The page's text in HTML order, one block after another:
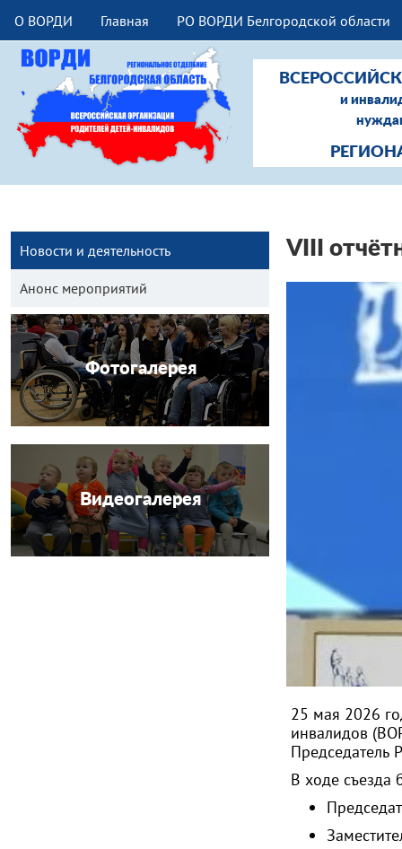
О ВОРДИ Главная РО ВОРДИ Белгородской области
и
Новости и деятельность
Анонс мероприятий
Фотогалерея
Видеогалерея
VIII
25 мая 2026
инвалидов
Председатель
В ходе съезда